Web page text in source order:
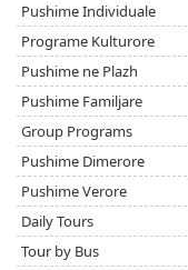
Pushime Individuale
Programe Kulturore
Pushime ne Plazh
Pushime Familjare
Group Programs
Pushime Dimerore
Pushime Verore
Daily Tours
Tour by Bus